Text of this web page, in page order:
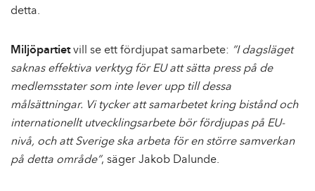
detta.
Miljöpartietvill se ett fördjupat samarbete: ”I dagsläget
saknas effektiva verktyg för EU att sätta press på de
medlemsstater som inte lever upp till dessa
målsättningar. Vi tycker att samarbetet kring bistånd och
internationellt utvecklingsarbete bör fördjupas på EU-
nivå, och att Sverige ska arbeta för en större samverkan
på detta område”, säger Jakob Dalunde.